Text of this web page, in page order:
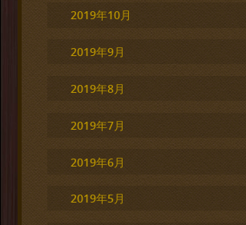
2019年10月
2019年9月
2019年8月
2019年7月
2019年6月
2019年5月